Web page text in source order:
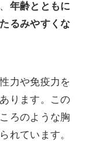
年齢とともに
るみやすくな
力や免疫力を
ります。この
ろのような胸
れています。